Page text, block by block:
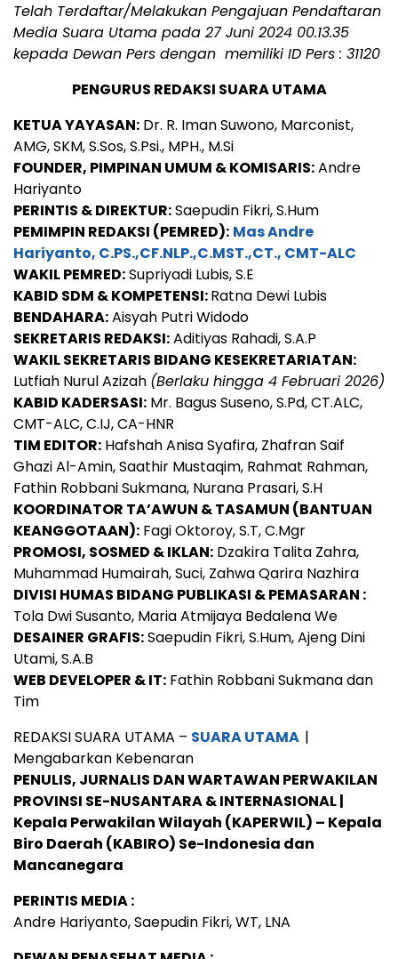
Telah Terdaftar/Melakukan Pengajuan Pendaftaran
Media Suara Utama pada 27 Juni 2024 00.13.35
kepada Dewan Pers dengan memiliki ID Pers : 31120
PENGURUS REDAKSI SUARA UTAMA
KETUA YAYASAN: Dr. R. Iman Suwono, Marconist,
AMG, SKM, S.Sos, S.Psi., MPH., M.Si
FOUNDER, PIMPINAN UMUM & KOMISARIS:Andre
Hariyanto
PERINTIS & DIREKTUR:Saepudin Fikri, S.Hum
PEMIMPIN REDAKSI (PEMRED): Mas Andre
Hariyanto, C.PS.,CF.NLP.,C.MST.,CT., CMT-ALC
WAKIL PEMRED:Supriyadi Lubis, S.E
KABID SDM & KOMPETENSI:Ratna Dewi Lubis
BENDAHARA:Aisyah Putri Widodo
SEKRETARIS REDAKSI:Aditiyas Rahadi, S.A.P
WAKIL SEKRETARIS BIDANG KESEKRETARIATAN:
Lutfiah Nurul Azizah (Berlaku hingga 4 Februari 2026)
KABID KADERSASI: Mr. Bagus Suseno, S.Pd, CT.ALC,
CMT-ALC, C.IJ, CA-HNR
TIM EDITOR: Hafshah Anisa Syafira, Zhafran Saif
Ghazi Al-Amin, Saathir Mustaqim, Rahmat Rahman,
Fathin Robbani Sukmana, Nurana Prasari, S.H
KOORDINATOR TA’AWUN & TASAMUN (BANTUAN
KEANGGOTAAN): Fagi Oktoroy, S.T, C.Mgr
PROMOSI, SOSMED & IKLAN: Dzakira Talita Zahra,
Muhammad Humairah, Suci, Zahwa Qarira Nazhira
DIVISI HUMAS BIDANG PUBLIKASI & PEMASARAN :
Tola Dwi Susanto, Maria Atmijaya Bedalena We
DESAINER GRAFIS:Saepudin Fikri, S.Hum, Ajeng Dini
Utami, S.A.B
WEB DEVELOPER & IT: Fathin Robbani Sukmana dan
Tim
REDAKSI SUARA UTAMA – SUARA UTAMA |
Mengabarkan Kebenaran
PENULIS, JURNALIS DAN WARTAWAN PERWAKILAN
PROVINSI SE-NUSANTARA & INTERNASIONAL |
Kepala Perwakilan Wilayah (KAPERWIL) – Kepala
Biro Daerah (KABIRO) Se-Indonesia dan
Mancanegara
PERINTIS MEDIA :
Andre Hariyanto, Saepudin Fikri, WT, LNA